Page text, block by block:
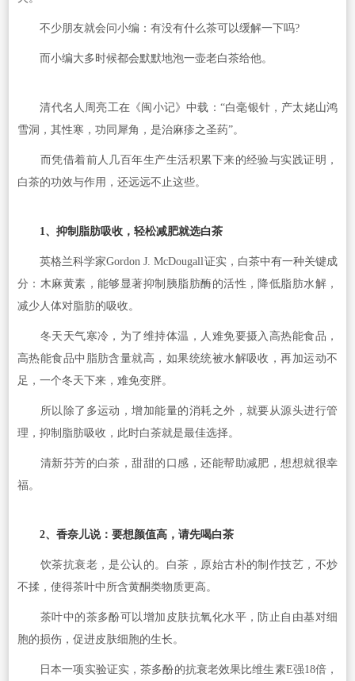
不少朋友就会问小编：有没有什么茶可以缓解一下吗?
而小编大多时候都会默默地泡一壶老白茶给他。
清代名人周亮工在《闽小记》中载：“白毫银针，产太姥山鸿
雪洞，其性寒，功同犀角，是治麻疹之圣药”。
而凭借着前人几百年生产生活积累下来的经验与实践证明，
白茶的功效与作用，还远远不止这些。
1、抑制脂肪吸收，轻松减肥就选白茶
英格兰科学家Gordon J. McDougall证实，白茶中有一种关键成
分：木麻黄素，能够显著抑制胰脂肪酶的活性，降低脂肪水解，
减少人体对脂肪的吸收。
冬天天气寒冷，为了维持体温，人难免要摄入高热能食品，
高热能食品中脂肪含量就高，如果统统被水解吸收，再加运动不
足，一个冬天下来，难免变胖。
所以除了多运动，增加能量的消耗之外，就要从源头进行管
理，抑制脂肪吸收，此时白茶就是最佳选择。
清新芬芳的白茶，甜甜的口感，还能帮助减肥，想想就很幸
福。
2、香奈儿说：要想颜值高，请先喝白茶
饮茶抗衰老，是公认的。白茶，原始古朴的制作技艺，不炒
不揉，使得茶叶中所含黄酮类物质更高。
茶叶中的茶多酚可以增加皮肤抗氧化水平，防止自由基对细
胞的损伤，促进皮肤细胞的生长。
日本一项实验证实，茶多酚的抗衰老效果比维生素E强18倍，